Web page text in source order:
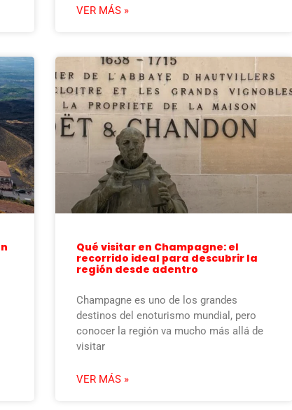
VER MÁS »
Qué visitar en Champagne: el
recorrido ideal para descubrir la
región desde adentro
Champagne es uno de los grandes
destinos del enoturismo mundial, pero
conocer la región va mucho más allá de
visitar
VER MÁS »